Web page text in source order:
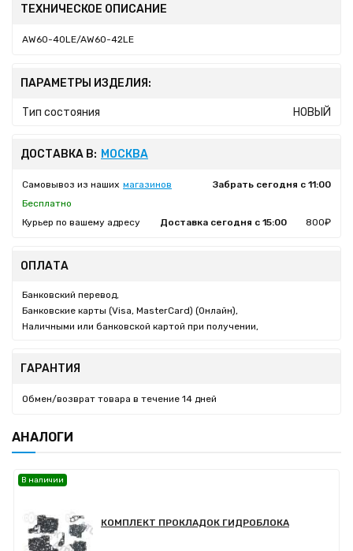
ТЕХНИЧЕСКОЕ ОПИСАНИЕ
AW60-40LE/AW60-42LE
ПАРАМЕТРЫ ИЗДЕЛИЯ:
Тип состояния НОВЫЙ
ДОСТАВКА В: МОСКВА
Самовывоз из наших магазинов
Забрать сегодня с 11:00
Бесплатно
Курьер по вашему адресу
Доставка сегодня с 15:00 800₽
ОПЛАТА
Банковский перевод,
Банковские карты (Visa, MasterCard) (Онлайн),
Наличными или банковской картой при получении,
ГАРАНТИЯ
Обмен/возврат товара в течение 14 дней
АНАЛОГИ
КОМПЛЕКТ ПРОКЛАДОК ГИДРОБЛОКА
В наличии